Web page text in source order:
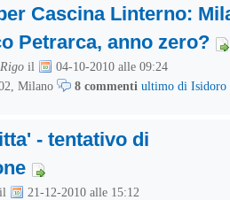
Cascina Linterno:
Petrarca, anno zero?
il
04-10-2010 alle 09:24
Milano
8 commenti ultimo di
- tentativo di
il
21-12-2010 alle 15:12